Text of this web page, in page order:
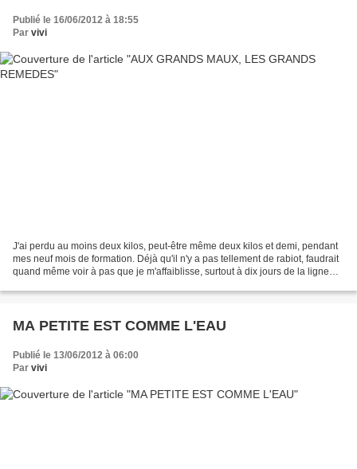
Publié le 16/06/2012 à 18:55
Par vivi
J'ai perdu au moins deux kilos, peut-être même deux kilos et demi, pendant
mes neuf mois de formation. Déjà qu'il n'y a pas tellement de rabiot, faudrait
quand même voir à pas que je m'affaiblisse, surtout à dix jours de la ligne
MA PETITE EST COMME L'EAU
Publié le 13/06/2012 à 06:00
Par vivi